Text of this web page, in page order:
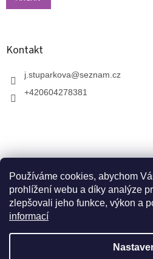
Používáme cookies, abychom
prohlížení webu a díky analýze
zlepšovali jeho funkce, výkon a
informacíV zahradnictví je možné
dopravou. Otevřeno máme ve
Kontakt
j.stuparkova@seznam.cz
+420604278381